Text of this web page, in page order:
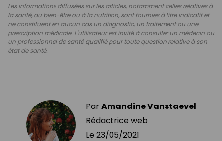
Les informations diffusées sur les articles, notamment celles relatives à
la santé, au bien-être ou à la nutrition, sont fournies à titre indicatif et
ne constituent en aucun cas un diagnostic, un traitement ou une
prescription médicale. L'utilisateur est invité à consulter un médecin ou
un professionnel de santé qualifié pour toute question relative à son
état de santé.
ParAmandine Vanstaevel
Rédactrice web
Le 23/05/2021